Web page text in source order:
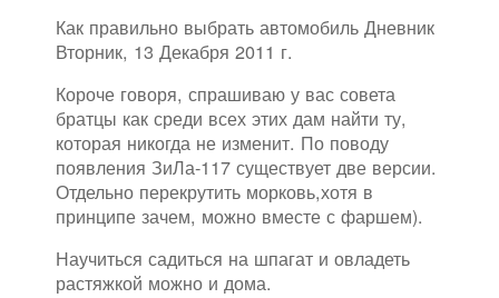
Как правильно выбрать автомобиль Дневник
Вторник, 13 Декабря 2011 г.
Короче говоря, спрашиваю у вас совета
братцы как среди всех этих дам найти ту,
которая никогда не изменит. По поводу
появления ЗиЛа-117 существует две версии.
Отдельно перекрутить морковь,хотя в
принципе зачем, можно вместе с фаршем).
Научиться садиться на шпагат и овладеть
растяжкой можно и дома.